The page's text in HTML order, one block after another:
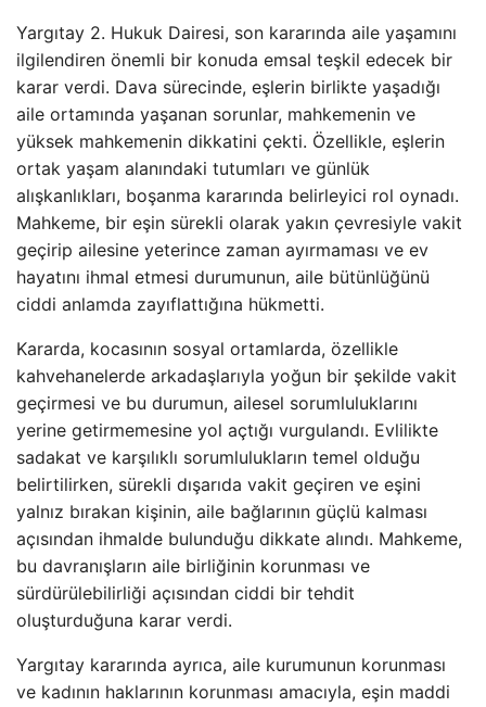
Yargıtay 2. Hukuk Dairesi, son kararında aile yaşamını
ilgilendiren önemli bir konuda emsal teşkil edecek bir
karar verdi. Dava sürecinde, eşlerin birlikte yaşadığı
aile ortamında yaşanan sorunlar, mahkemenin ve
yüksek mahkemenin dikkatini çekti. Özellikle, eşlerin
ortak yaşam alanındaki tutumları ve günlük
alışkanlıkları, boşanma kararında belirleyici rol oynadı.
Mahkeme, bir eşin sürekli olarak yakın çevresiyle vakit
geçirip ailesine yeterince zaman ayırmaması ve ev
hayatını ihmal etmesi durumunun, aile bütünlüğünü
ciddi anlamda zayıflattığına hükmetti.
Kararda, kocasının sosyal ortamlarda, özellikle
kahvehanelerde arkadaşlarıyla yoğun bir şekilde vakit
geçirmesi ve bu durumun, ailesel sorumluluklarını
yerine getirmemesine yol açtığı vurgulandı. Evlilikte
sadakat ve karşılıklı sorumlulukların temel olduğu
belirtilirken, sürekli dışarıda vakit geçiren ve eşini
yalnız bırakan kişinin, aile bağlarının güçlü kalması
açısından ihmalde bulunduğu dikkate alındı. Mahkeme,
bu davranışların aile birliğinin korunması ve
sürdürülebilirliği açısından ciddi bir tehdit
oluşturduğuna karar verdi.
Yargıtay kararında ayrıca, aile kurumunun korunması
ve kadının haklarının korunması amacıyla, eşin maddi